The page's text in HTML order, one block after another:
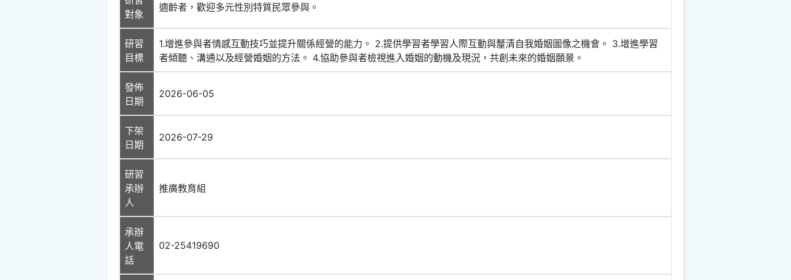
對象
適齡者，歡迎多元性別特質民眾參與。
研習
目標
1.增進參與者情感互動技巧並提升關係經營的能力。 2.提供學習者學習人際互動與釐清自我婚姻圖像之機會。 3.增進學習
者傾聽、溝通以及經營婚姻的方法。 4.協助參與者檢視進入婚姻的動機及現況，共創未來的婚姻願景。
發佈
日期
2026-06-05
下架
日期
2026-07-29
研習
承辦
人
推廣教育組
承辦
人電
話
02-25419690